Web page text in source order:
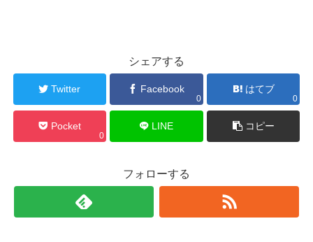
シェアする
Twitter Facebook
0
はてブ
0
Pocket
0
LINE コピー
フォローする